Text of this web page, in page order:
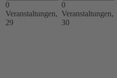
0
Veranstaltungen,
29
0
Veranstaltungen,
30